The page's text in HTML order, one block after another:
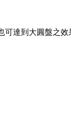
達到大圓盤之效